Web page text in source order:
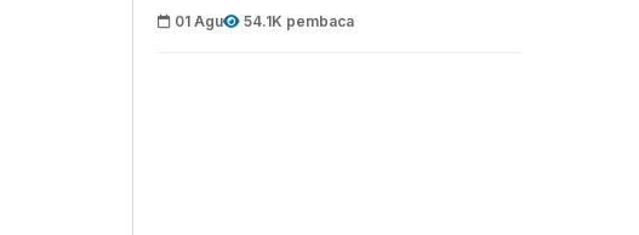
01 Agu 54.1K pembaca